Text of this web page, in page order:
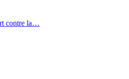
contre la…